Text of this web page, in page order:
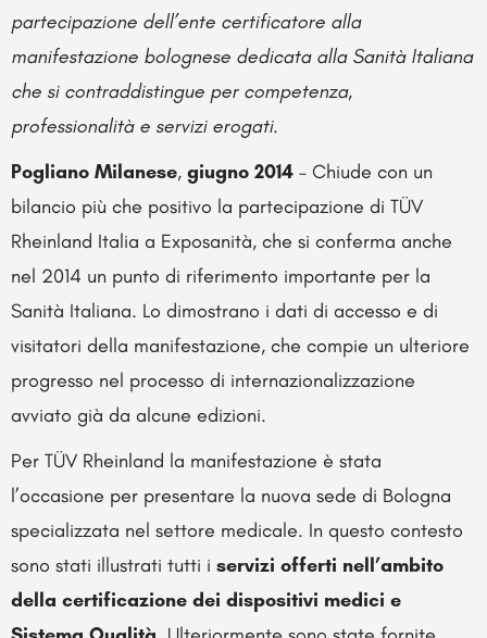
partecipazione dell’ente certificatore alla
manifestazione bolognese dedicata alla Sanità Italiana
che si contraddistingue per competenza,
professionalità e servizi erogati.
Pogliano Milanese, giugno 2014 – Chiude con un
bilancio più che positivo la partecipazione di TÜV
Rheinland Italia a Exposanità, che si conferma anche
nel 2014 un punto di riferimento importante per la
Sanità Italiana. Lo dimostrano i dati di accesso e di
visitatori della manifestazione, che compie un ulteriore
progresso nel processo di internazionalizzazione
avviato già da alcune edizioni.
Per TÜV Rheinland la manifestazione è stata
l’occasione per presentare la nuova sede di Bologna
specializzata nel settore medicale. In questo contesto
sono stati illustrati tutti i servizi offerti nell’ambito
della certificazione dei dispositivi medici e